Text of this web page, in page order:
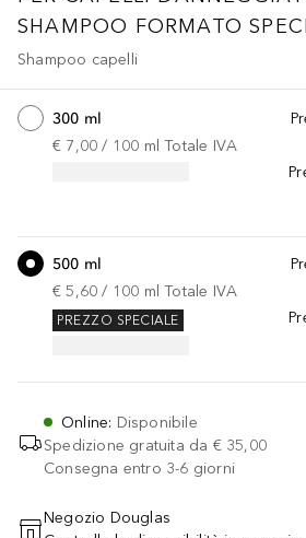
SHAMPOO FORMATO
Shampoo capelli
300 ml
€ 7,00 / 100 ml Totale IVA
500 ml
€ 5,60 / 100 ml Totale IVA
PREZZO SPECIALE
Online: Disponibile
Spedizione gratuita da € 35,00
Consegna entro 3-6 giorni
Negozio Douglas